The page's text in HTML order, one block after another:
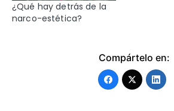
¿Qué hay detrás de la
narco-estética?
Compártelo en: